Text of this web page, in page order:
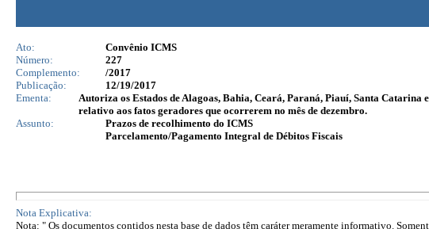
Ato:
Convênio ICMS
Número:
227
Complemento:
/2017
Publicação:
12/19/2017
Ementa:
Autoriza os Estados de Alagoas, Bahia, Ceará, Paraná, Piauí, Santa
relativo aos fatos geradores que ocorrerem no mês de dezembro.
Assunto:
Prazos de recolhimento do ICMS
Parcelamento/Pagamento Integral de Débitos Fiscais
Nota Explicativa:
Nota: " Os documentos contidos nesta base de dados têm caráter meramente informativo.